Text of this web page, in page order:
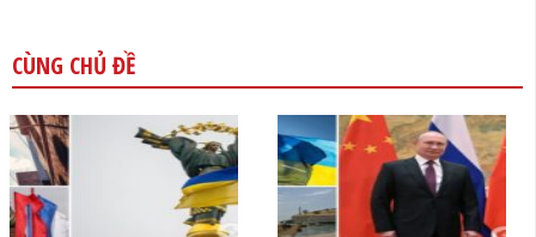
CÙNG CHỦ ĐỀ